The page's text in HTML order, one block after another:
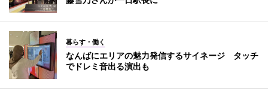
暮らす・働く
なんばにエリアの魅力発信するサイネージ タッチ
でドレミ音出る演出も